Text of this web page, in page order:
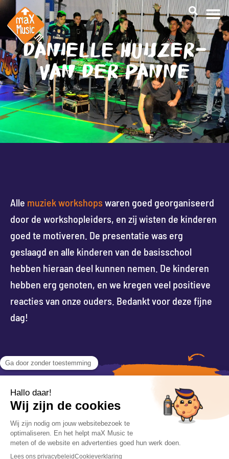
DANIELLE HUIJZER-
VAN DER PANNE
Alle muziek workshops waren goed georganiseerd
door de workshopleiders, en zij wisten de kinderen
goed te motiveren. De presentatie was erg
geslaagd en alle kinderen van de basisschool
hebben hieraan deel kunnen nemen. De kinderen
hebben erg genoten, en we kregen veel positieve
reacties van onze ouders. Bedankt voor deze fijne
dag!
VRAAG INFORMATIE
VOLG ONS